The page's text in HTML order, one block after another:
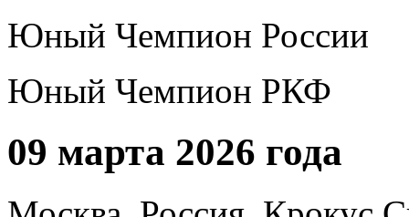
Юный Чемпион России
Юный Чемпион РКФ
09 марта 2026 года